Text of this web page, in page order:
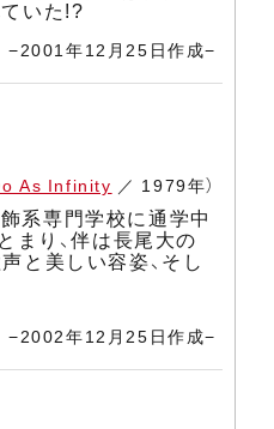
いた!?
−2001年12月25日作成−
As Infinity ／ 1979年）
系専門学校に通学中
り、伴は長尾大の
と美しい容姿、そし
−2002年12月25日作成−